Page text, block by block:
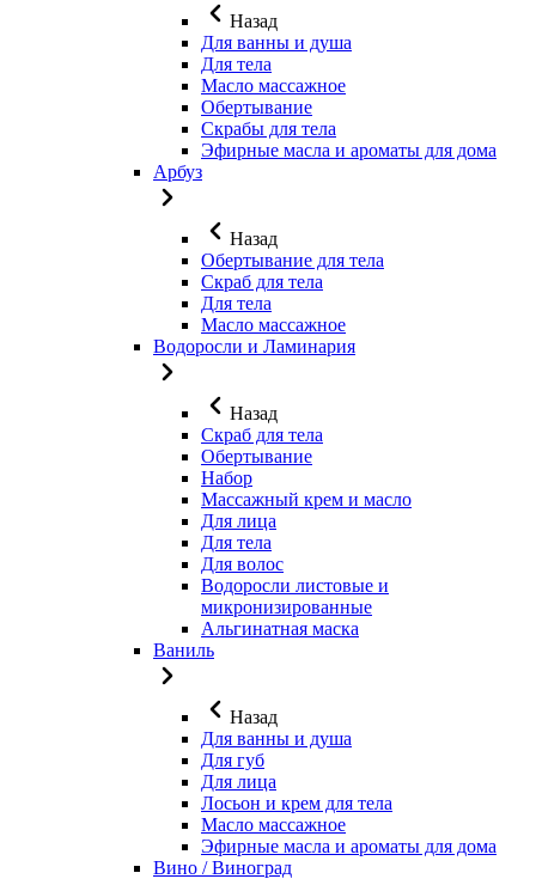
Назад
Для ванны и душа
Для тела
Масло массажное
Обертывание
Скрабы для тела
Эфирные масла и ароматы для дома
Арбуз
Назад
Обертывание для тела
Скраб для тела
Для тела
Масло массажное
Водоросли и Ламинария
Назад
Скраб для тела
Обертывание
Набор
Массажный крем и масло
Для лица
Для тела
Для волос
Водоросли листовые и
микронизированные
Альгинатная маска
Ваниль
Назад
Для ванны и душа
Для губ
Для лица
Лосьон и крем для тела
Масло массажное
Эфирные масла и ароматы для дома
Вино / Виноград